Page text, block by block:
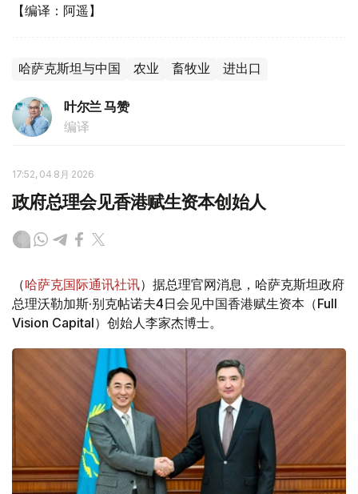
【编译：阿遥】
哈萨克斯坦与中国 农业 畜牧业 进出口
叶尔兰 马赞
编译
17:52, 04 8月 2026
政府总理会见香港赋生资本创始人
（哈萨克国际通讯社讯）据总理官网消息，哈萨克斯坦政府
总理沃勒加斯·别克帖诺夫4日会见中国香港赋生资本（Full
Vision Capital）创始人李家杰博士。